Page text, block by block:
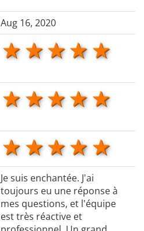
Aug 16, 2020
4
3 stars
2 stars
1 star
4
3 stars
2 stars
1 star
4
3 stars
2 stars
1 star
Je suis enchantée. J'ai
toujours eu une réponse à
mes questions, et l'équipe
est très réactive et